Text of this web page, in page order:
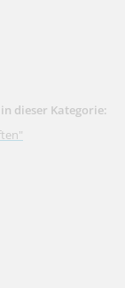
dieser Kategorie: